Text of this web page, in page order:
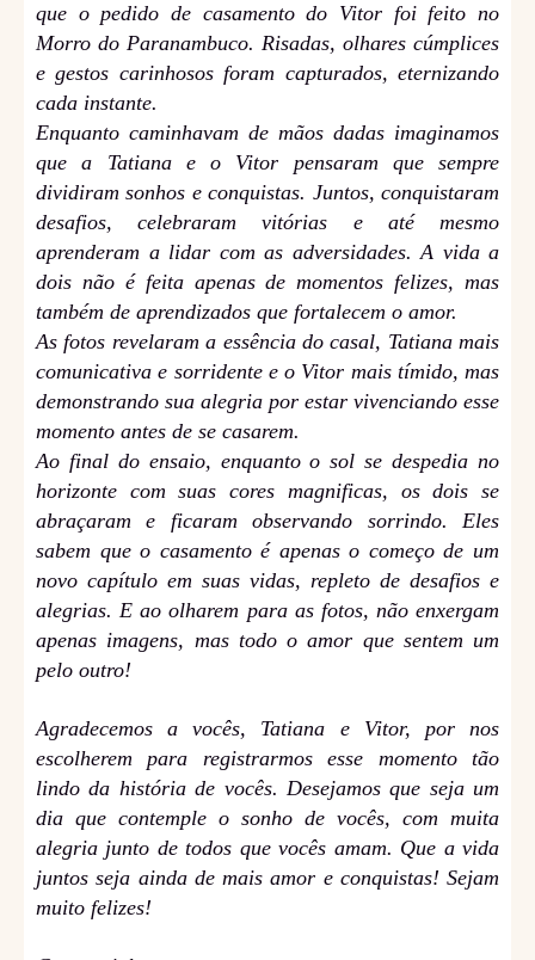
que o pedido de casamento do Vitor foi feito no
Morro do Paranambuco. Risadas, olhares cúmplices
e gestos carinhosos foram capturados, eternizando
cada instante.
Enquanto caminhavam de mãos dadas imaginamos
que a Tatiana e o Vitor pensaram que sempre
dividiram sonhos e conquistas. Juntos, conquistaram
desafios, celebraram vitórias e até mesmo
aprenderam a lidar com as adversidades. A vida a
dois não é feita apenas de momentos felizes, mas
também de aprendizados que fortalecem o amor.
As fotos revelaram a essência do casal, Tatiana mais
comunicativa e sorridente e o Vitor mais tímido, mas
demonstrando sua alegria por estar vivenciando esse
momento antes de se casarem.
Ao final do ensaio, enquanto o sol se despedia no
horizonte com suas cores magnificas, os dois se
abraçaram e ficaram observando sorrindo. Eles
sabem que o casamento é apenas o começo de um
novo capítulo em suas vidas, repleto de desafios e
alegrias. E ao olharem para as fotos, não enxergam
apenas imagens, mas todo o amor que sentem um
pelo outro!
Agradecemos a vocês, Tatiana e Vitor, por nos
escolherem para registrarmos esse momento tão
lindo da história de vocês. Desejamos que seja um
dia que contemple o sonho de vocês, com muita
alegria junto de todos que vocês amam. Que a vida
juntos seja ainda de mais amor e conquistas! Sejam
muito felizes!